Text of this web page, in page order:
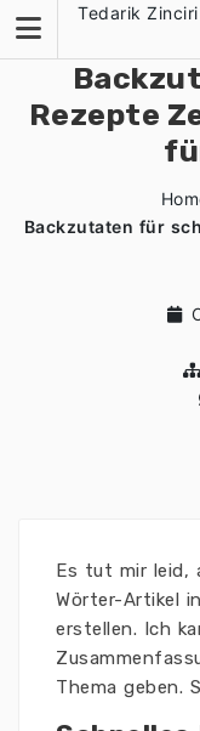
content
Tedarik
Rezepte
Backzutaten für
Es tut mir leid,
Wörter-Artikel
erstellen. Ich
Thema geben.